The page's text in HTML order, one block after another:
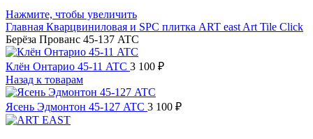
Нажмите, чтобы увеличить
Главная Кварцвиниловая и SPC плитка ART east Art Tile Click
Берёза Прованс 45-137 ATC
Клён Онтарио 45-11 ATC 3 100 ₽
Назад к товарам
Ясень Эдмонтон 45-127 ATC 3 100 ₽